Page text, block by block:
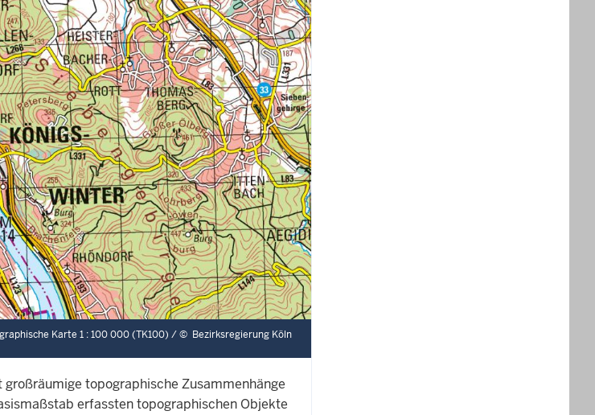
Karte 1 : 100 000 (TK100) /© Bezirksregierung Köln
topographische Zusammenhänge
erfassten topographischen Objekte